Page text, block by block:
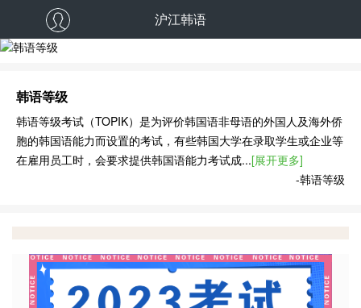
沪江韩语
韩语等级
韩语等级
韩语等级考试（TOPIK）是为评价韩国语非母语的外国人及海外侨
胞的韩国语能力而设置的考试，有些韩国大学在录取学生或企业等
在雇用员工时，会要求提供韩国语能力考试成...[展开更多]
-韩语等级